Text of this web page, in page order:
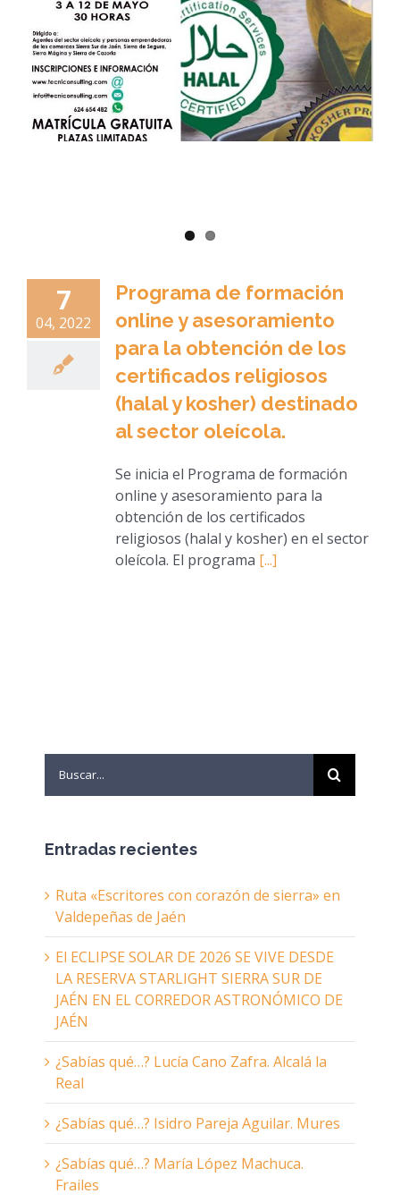
7
04, 2022
Programa de formación
online y asesoramiento
para la obtención de los
certificados religiosos
(halal y kosher) destinado
al sector oleícola.
Se inicia el Programa de formación
online y asesoramiento para la
obtención de los certificados
religiosos (halal y kosher) en el sector
oleícola. El programa [...]
for:
Entradas recientes
Ruta «Escritores con corazón de sierra» en
Valdepeñas de Jaén
El ECLIPSE SOLAR DE 2026 SE VIVE DESDE
LA RESERVA STARLIGHT SIERRA SUR DE
JAÉN EN EL CORREDOR ASTRONÓMICO DE
JAÉN
¿Sabías qué…? Lucía Cano Zafra. Alcalá la
Real
¿Sabías qué…? Isidro Pareja Aguilar. Mures
¿Sabías qué…? María López Machuca.
Frailes